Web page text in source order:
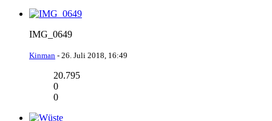
IMG_0649
Kinman - 26. Juli 2018, 16:49
20.795
0
0